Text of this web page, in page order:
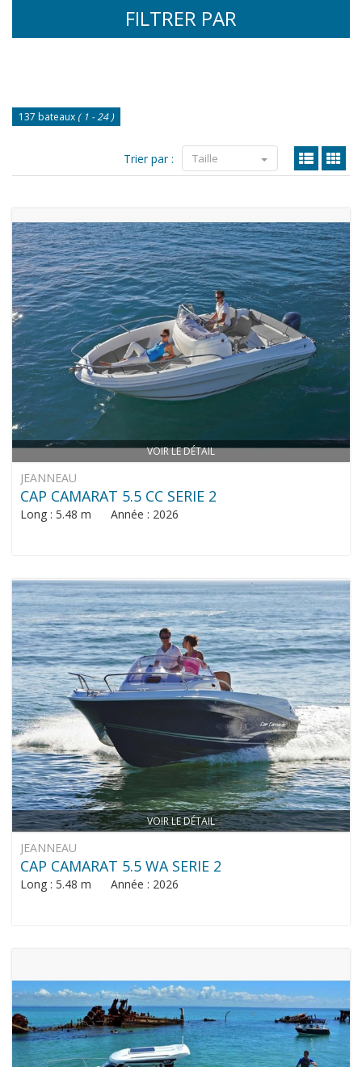
FILTRER PAR
137 bateaux ( 1 - 24 )
Trier par : Taille
VOIR LE DÉTAIL
JEANNEAU
CAP CAMARAT 5.5 CC SERIE 2
Long : 5.48 m Année : 2026
VOIR LE DÉTAIL
JEANNEAU
CAP CAMARAT 5.5 WA SERIE 2
Long : 5.48 m Année : 2026